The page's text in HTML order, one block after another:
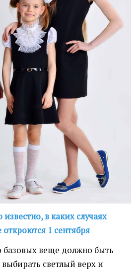
известно, в каких случаях
1 сентября
базовых веще должно быть
светлый верх и